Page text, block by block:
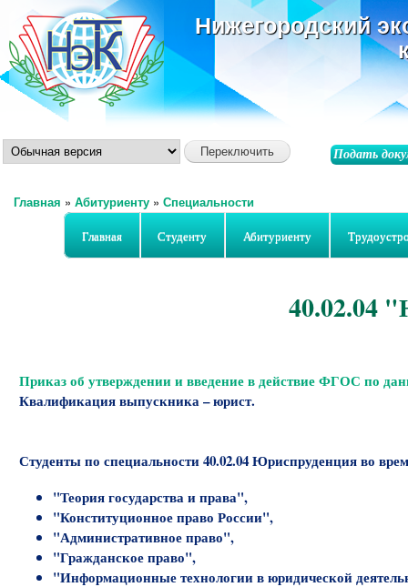
Нижегородский
Подать
Главная » Абитуриенту » Специальности
Главная Студенту Абитуриенту
40.02.04
Приказ об утверждении и введение в действие ФГОС по
Квалификация выпускника –юрист.
Студенты по специальности 40.02.04 Юриспруденция во
"Теория государства и права",
"Конституционное право России",
"Административное право",
"Гражданское право",
"Информационные технологии в юридической